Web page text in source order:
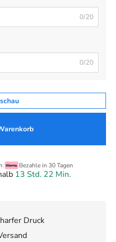
0/20
0/20
| Bezahle in 30 Tagen
13 Std. 22 Min.
Druck